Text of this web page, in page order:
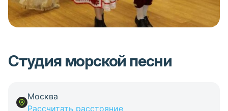
Студия морской песни
Москва
Рассчитать расстояние